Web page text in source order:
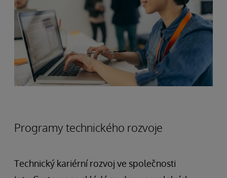
Programy technického rozvoje
Technický kariérní rozvoj ve společnosti